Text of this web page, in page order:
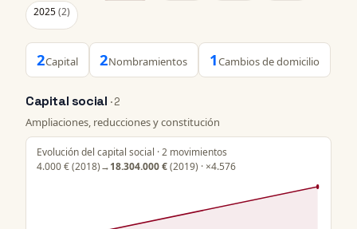
2025(2)
2Capital 2Nombramientos 1Cambios de domicilio
Capital social · 2
Ampliaciones, reducciones y constitución
Evolución del capital social · 2 movimientos
4.000 €(2018)→18.304.000 €(2019) · ×4.576